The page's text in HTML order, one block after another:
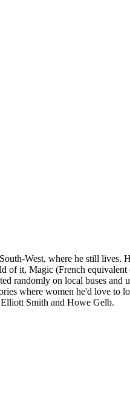
West, where he still
it, Magic (French
randomly on local buses
where women he'd love to
Smith and Howe Gelb.